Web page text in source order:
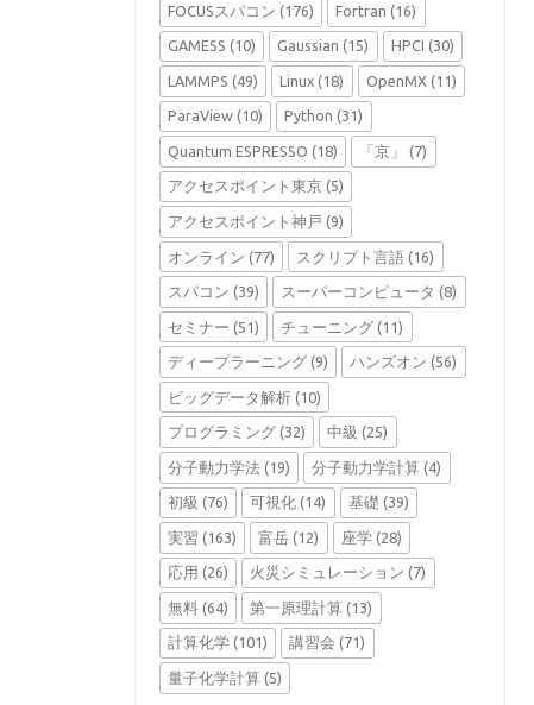
FOCUSスパコン (176) Fortran (16)
GAMESS (10) Gaussian (15) HPCI (30)
LAMMPS (49) Linux (18) OpenMX (11)
ParaView(10) Python (31)
Quantum ESPRESSO (18) 「京」 (7)
アクセスポイント東京(5)
アクセスポイント神戸 (9)
オンライン (77) スクリプト言語 (16)
スパコン (39) スーパーコンピュータ (8)
セミナー (51) チューニング (11)
ディープラーニング(9) ハンズオン (56)
ビッグデータ解析(10)
プログラミング(32) 中級 (25)
分子動力学法(19) 分子動力学計算 (4)
初級 (76) 可視化 (14) 基礎 (39)
実習 (163) 富岳 (12) 座学 (28)
応用 (26) 火災シミュレーション (7)
無料(64) 第一原理計算 (13)
計算化学(101) 講習会 (71)
量子化学計算(5)